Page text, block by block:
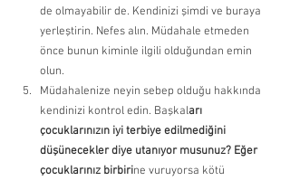
de olmayabilir de. Kendinizi şimdi ve buraya
yerleştirin. Nefes alın. Müdahale etmeden
önce bunun kiminle ilgili olduğundan emin
olun.
Müdahalenize neyin sebep olduğu hakkında
kendinizi kontrol edin. Başkaları
çocuklarınızın iyi terbiye edilmediğini
düşünecekler diye utanıyor musunuz? Eğer
çocuklarınız birbirine vuruyorsa kötü